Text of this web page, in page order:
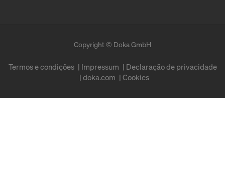
Copyright © Doka GmbH
Termos e condições Impressum
Declaração de privacidade
doka.com
Cookies